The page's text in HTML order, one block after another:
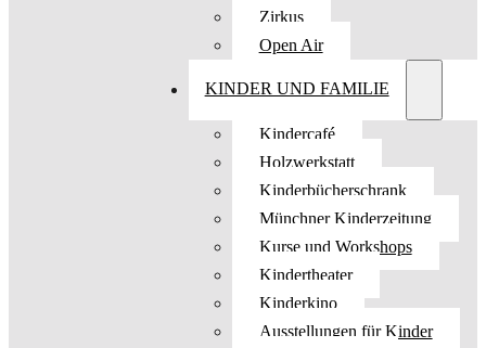
Zirkus
Open Air
KINDER UND FAMILIE
Kindercafé
Holzwerkstatt
Kinderbücherschrank
Münchner Kinderzeitung
Kurse und Workshops
Kindertheater
Kinderkino
Ausstellungen für Kinder